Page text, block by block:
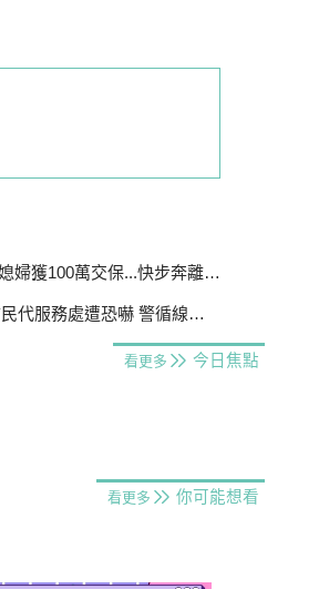
100萬交保...快步奔離不發一語
服務處遭恐嚇 警循線追緝
看更多 今日焦點
看更多 你可能想看